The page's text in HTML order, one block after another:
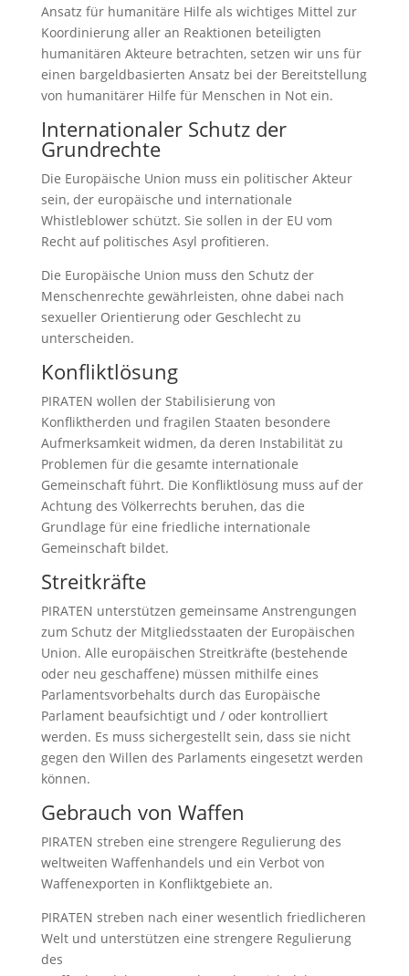
Ansatz für humanitäre Hilfe als wichtiges Mittel zur
Koordinierung aller an Reaktionen beteiligten
humanitären Akteure betrachten, setzen wir uns für
einen bargeldbasierten Ansatz bei der Bereitstellung
von humanitärer Hilfe für Menschen in Not ein.
Internationaler Schutz der
Grundrechte
Die Europäische Union muss ein politischer Akteur
sein, der europäische und internationale
Whistleblower schützt. Sie sollen in der EU vom
Recht auf politisches Asyl profitieren.
Die Europäische Union muss den Schutz der
Menschenrechte gewährleisten, ohne dabei nach
sexueller Orientierung oder Geschlecht zu
unterscheiden.
Konfliktlösung
PIRATEN wollen der Stabilisierung von
Konfliktherden und fragilen Staaten besondere
Aufmerksamkeit widmen, da deren Instabilität zu
Problemen für die gesamte internationale
Gemeinschaft führt. Die Konfliktlösung muss auf der
Achtung des Völkerrechts beruhen, das die
Grundlage für eine friedliche internationale
Gemeinschaft bildet.
Streitkräfte
PIRATEN unterstützen gemeinsame Anstrengungen
zum Schutz der Mitgliedsstaaten der Europäischen
Union. Alle europäischen Streitkräfte (bestehende
oder neu geschaffene) müssen mithilfe eines
Parlamentsvorbehalts durch das Europäische
Parlament beaufsichtigt und / oder kontrolliert
werden. Es muss sichergestellt sein, dass sie nicht
gegen den Willen des Parlaments eingesetzt werden
können.
Gebrauch von Waffen
PIRATEN streben eine strengere Regulierung des
weltweiten Waffenhandels und ein Verbot von
Waffenexporten in Konfliktgebiete an.
PIRATEN streben nach einer wesentlich friedlicheren
Welt und unterstützen eine strengere Regulierung
des